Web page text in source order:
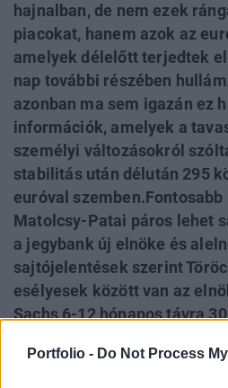
Portfolio - Do Not Process
hajnalban, de nem ezek
piacokat, hanem azok az
amelyek délelőtt terjedtek
nap további részében
azonban ma sem igazán ez
információk, amelyek a
személyi változásokról
stabilitás után délután 295
euróval
Matolcsy-Patai páros lehet
a jegybank új elnöke és
sajtójelentések szerint
esélyesek között van az
Sachs 6-12 hónapos távra
euró/forint elõrejelzéseit
Brüsszelbe látogat az